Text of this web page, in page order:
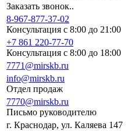
Заказать звонок..
8-967-877-37-02
Консультация с 8:00 до 21:00
+7 861 220-77-70
Консультация с 8:00 до 18:00
7771@mirskb.ru
info@mirskb.ru
Отдел продаж
7770@mirskb.ru
Письмо руководителю
г. Краснодар, ул. Каляева 147